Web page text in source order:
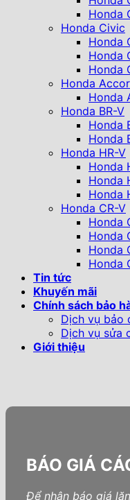
Honda
Honda Civic
Honda
Honda
Honda
Honda
Honda
Honda BR-V
Honda
Honda
Honda HR-V
Honda
Honda
Honda
Honda CR-V
Honda
Honda
Honda
Honda
Tin tức
Khuyến mãi
Chính sách bảo
Dịch vụ bảo
Dịch vụ sửa
Giới thiệu
BÁO GIÁ
Để nhận báo giá